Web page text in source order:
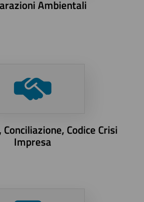
Ambientali
Codice Crisi
Impresa